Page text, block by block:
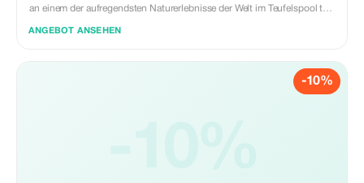
an einem der aufregendsten Naturerlebnisse der Welt im Teufelspool teil,
Erlebnisses schwimmen die Gäste mit Hilfe professioneller Führer zum
Pool und sitzen sicher hinter dem natürlichen Felsrand, während das
ANGEBOT ANSEHEN
-10%